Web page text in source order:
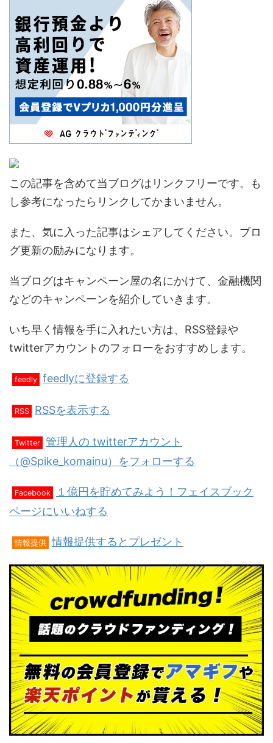
この記事を含めて当ブログはリンクフリーです。も
し参考になったらリンクしてかまいません。
また、気に入った記事はシェアしてください。ブロ
グ更新の励みになります。
当ブログはキャンペーン屋の名にかけて、金融機関
などのキャンペーンを紹介していきます。
いち早く情報を手に入れたい方は、RSS登録や
twitterアカウントのフォローをおすすめします。
feedly feedlyに登録する
RSS RSSを表示する
Twitter 管理人の twitterアカウント
（@Spike_komainu）をフォローする
Facebook
１億円を貯めてみよう！フェイスブック
ページにいいねする
情報提供 情報提供するとプレゼント